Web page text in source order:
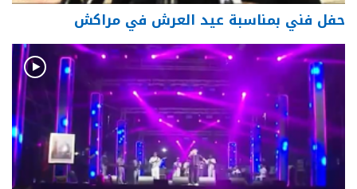
حفل فني بمناسبة عيد العرش في مراكش